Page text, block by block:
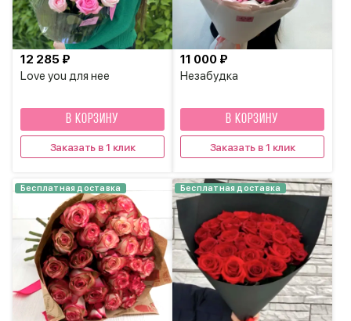
Love you для нее
12 285 ₽
В КОРЗИНУ
Заказать в 1 клик
Незабудка
11 000 ₽
В КОРЗИНУ
Заказать в 1 клик
Бесплатная доставка Бесплатная доставка